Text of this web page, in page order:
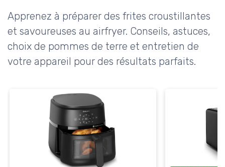
Apprenez à préparer des frites croustillantes
et savoureuses au airfryer. Conseils, astuces,
choix de pommes de terre et entretien de
votre appareil pour des résultats parfaits.